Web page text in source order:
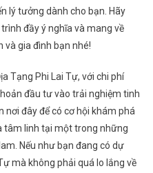
lý tưởng dành cho bạn. Hãy
đầy ý nghĩa và mang về
và gia đình bạn nhé!
Tạng Phi Lai Tự, với chi phí
đầu tư vào trải nghiệm tinh
nơi đây để có cơ hội khám phá
tâm linh tại một trong những
Nếu như bạn đang có dự
mà không phải quá lo lắng về